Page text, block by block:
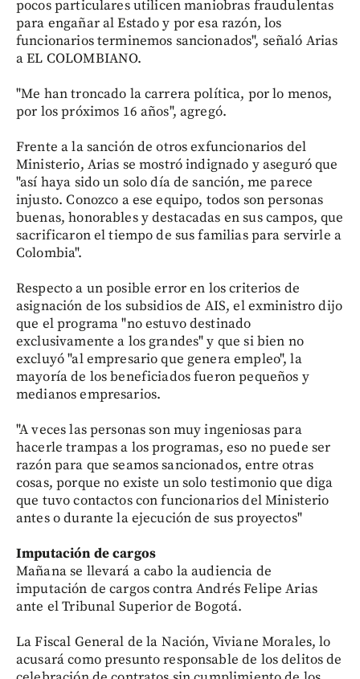
pocos particulares utilicen maniobras fraudulentas
para engañar al Estado y por esa razón, los
funcionarios terminemos sancionados", señaló Arias
a EL COLOMBIANO.
"Me han troncado la carrera política, por lo menos,
por los próximos 16 años", agregó.
Frente a la sanción de otros exfuncionarios del
Ministerio, Arias se mostró indignado y aseguró que
"así haya sido un solo día de sanción, me parece
injusto. Conozco a ese equipo, todos son personas
buenas, honorables y destacadas en sus campos, que
sacrificaron el tiempo de sus familias para servirle a
Colombia".
Respecto a un posible error en los criterios de
asignación de los subsidios de AIS, el exministro dijo
que el programa "no estuvo destinado
exclusivamente a los grandes" y que si bien no
excluyó "al empresario que genera empleo", la
mayoría de los beneficiados fueron pequeños y
medianos empresarios.
"A veces las personas son muy ingeniosas para
hacerle trampas a los programas, eso no puede ser
razón para que seamos sancionados, entre otras
cosas, porque no existe un solo testimonio que diga
que tuvo contactos con funcionarios del Ministerio
antes o durante la ejecución de sus proyectos"
Imputación de cargos
Mañana se llevará a cabo la audiencia de
imputación de cargos contra Andrés Felipe Arias
ante el Tribunal Superior de Bogotá.
La Fiscal General de la Nación, Viviane Morales, lo
acusará como presunto responsable de los delitos de